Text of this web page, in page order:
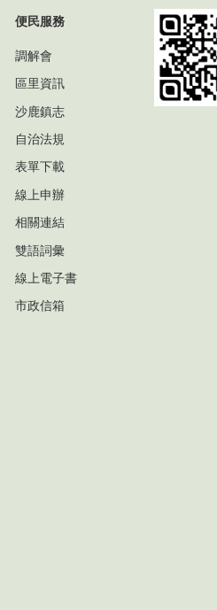
便民服務
調解會
區里資訊
沙鹿鎮志
自治法規
表單下載
線上申辦
相關連結
雙語詞彙
線上電子書
市政信箱